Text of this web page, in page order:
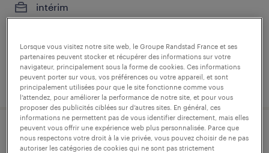
intérim
publié le 24 juillet 2026
cariste (f/h)
Lorsque vous visitez notre site web, le Groupe Randstad France et ses
partenaires peuvent stocker et récupérer des informations sur votre
navigateur, principalement sous la forme de cookies. Ces informations
peuvent porter sur vous, vos préférences ou votre appareil, et sont
principalement utilisées pour que le site fonctionne comme vous
l’attendez, pour améliorer la performance de notre site, et pour vous
proposer des publicités ciblées sur d’autres sites. En général, ces
informations ne permettent pas de vous identifier directement, mais elles
peuvent vous offrir une expérience web plus personnalisée. Parce que
nous respectons votre droit à la vie privée, vous pouvez choisir de ne pas
autoriser les catégories de cookies qui ne sont pas strictement